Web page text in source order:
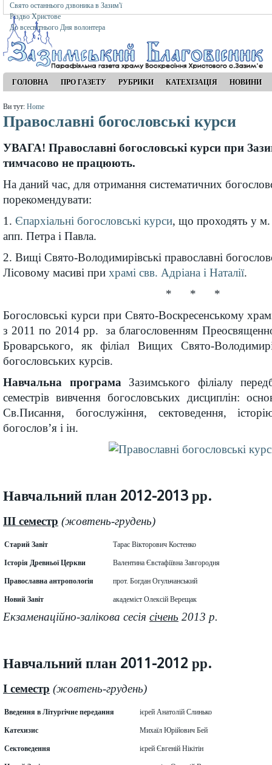
Свято останнього дзвоника в Зазим'ї
Різдво Христове
До всесвітнього Дня волонтера
ГОЛОВНА ПРО ГАЗЕТУ РУБРИКИ КАТЕХІЗАЦІЯ НОВИНИ
Ви тут: Home
Православні богословські курси
УВАГА! Православні богословські курси при
тимчасово не працюють.
На даний час, для отримання систематичних
порекомендувати:
1. Єпархіальні богословські курси, що проходять у м.
апп. Петра і Павла.
2. Вищі Свято-Володимирівські православні
Лісовому масиві при храмі свв. Адріана і Наталії.
* * *
Богословські курси при Свято-Воскресенському
з 2011 по 2014 рр. за благословенням
Броварського, як філіал Вищих Свято-
богословських курсів.
Навчальна програма Зазимського філіалу
семестрів вивчення богословських дисциплін:
Св.Писання, богослужіння, сектоведення,
богослов’я і ін.
Навчальний план 2012-2013 рр.
III семестр (жовтень-грудень)
Старий Завіт Тарас Вікторович Костенко
Історія Древньої Церкви Валентина Євстафіївна Завгородня
Православна антропологія прот. Богдан Огульчанський
Новий Завіт академіст Олексій Верещак
Екзаменаційно-залікова сесія січень 2013 р.
Навчальний план 2011-2012 рр.
I семестр (жовтень-грудень)
Введення в Літургічне передання ієрей Анатолій Слинько
Катехизис Михаїл Юрійович Бей
Сектоведення ієрей Євгеній Нікітін